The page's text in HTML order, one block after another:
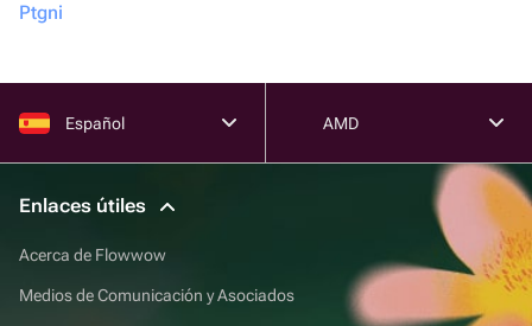
Ptgni
Español AMD
Enlaces útiles
Acerca de Flowwow
Medios de Comunicación y Asociados